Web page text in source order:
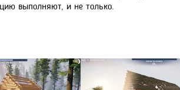
выполняют, и не только.